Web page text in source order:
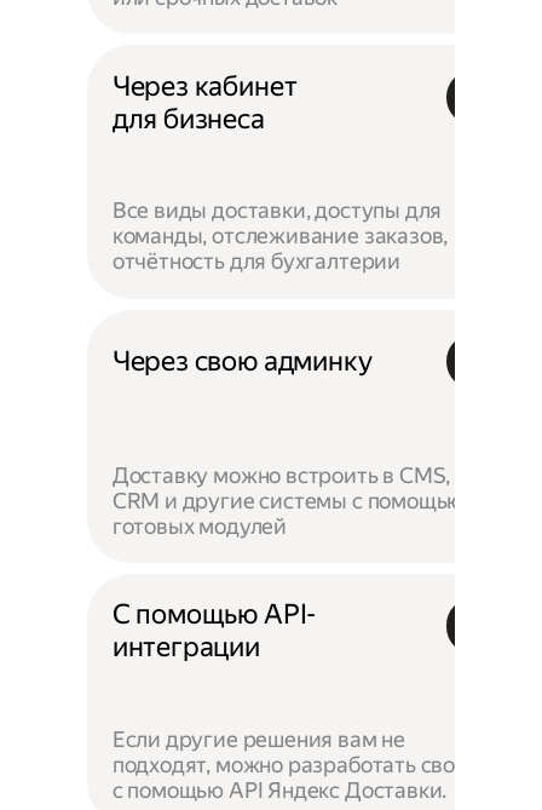
Через кабинет
для бизнеса
Все виды доставки, доступы для
команды, отслеживание заказов,
отчётность для бухгалтерии
Через свою админку
Доставку можно встроить в CMS,
CRM и другие системы с помощью
готовых модулей
С помощью API-
интеграции
Если другие решения вам не
подходят, можно разработать своё —
с помощью API Яндекс Доставки.